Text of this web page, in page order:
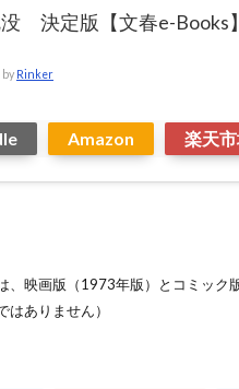
決定版【文春e-Books】
Rinker
Amazon 楽天
、映画版（1973年版）とコミッ
ありません）